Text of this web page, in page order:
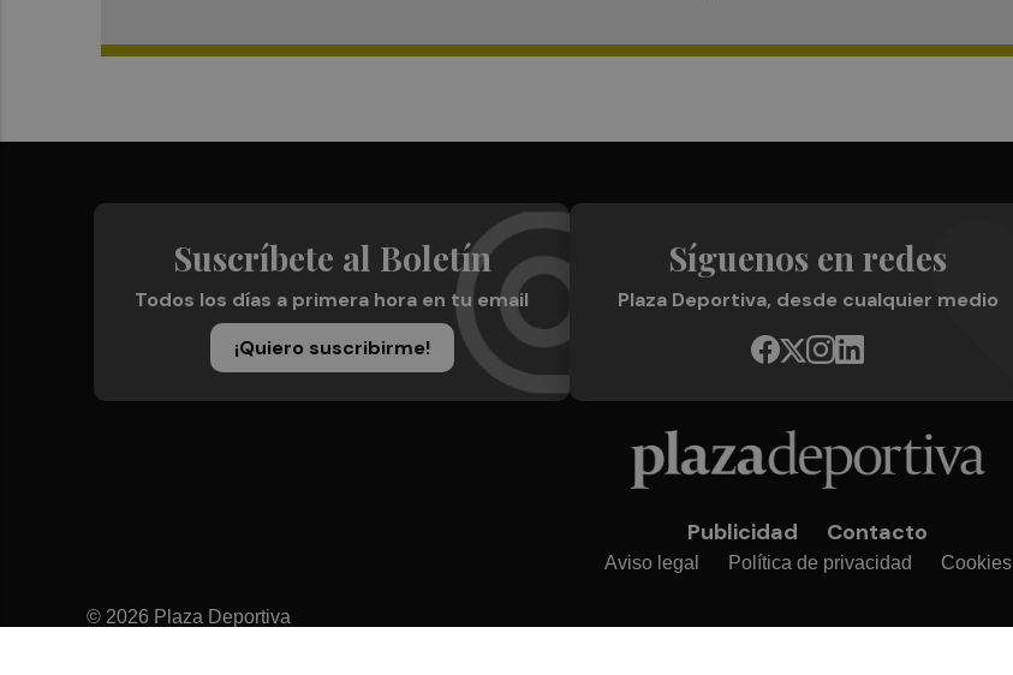
Suscríbete al Boletín
Todos los días a primera hora en tu email
¡Quiero suscribirme!
Síguenos en redes
Plaza Deportiva, desde cualquier medio
Publicidad Contacto
Aviso legal Política de privacidad Cookies
© 2026 Plaza Deportiva